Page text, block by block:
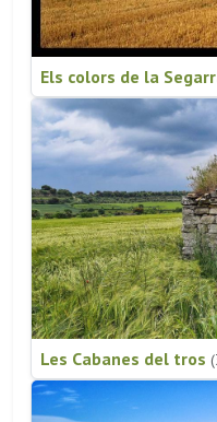
Els colors de la
Les Cabanes del tros